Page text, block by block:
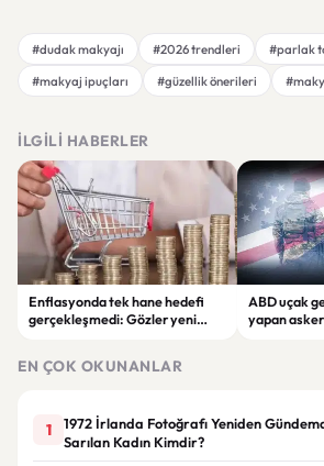
#dudak makyajı #2026 trendleri #parlak
#makyaj ipuçları
#güzellik önerileri
İLGILI HABERLER
Enflasyonda tek hane hedefi
gerçekleşmedi: Gözler yeni
ABD uçak
yapan
EN ÇOK OKUNANLAR
1
1972 İrlanda Fotoğrafı Yeniden
Sarılan Kadın Kimdir?